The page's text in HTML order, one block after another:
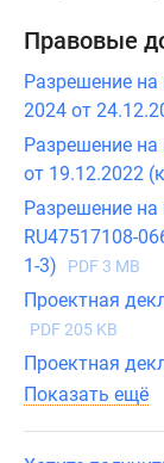
Правовые
Разрешение
2024 от
Разрешение
от 19.12.2022
Разрешение
RU47517108-
1-3)
PDF 3 MB
Проектная
PDF 205 KB
Проектная
Показать ещё